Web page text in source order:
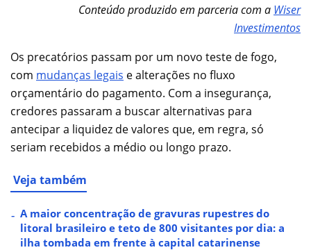
Conteúdo produzido em parceria com a Wiser
Investimentos
Os precatórios passam por um novo teste de fogo,
com mudanças legais e alterações no fluxo
orçamentário do pagamento. Com a insegurança,
credores passaram a buscar alternativas para
antecipar a liquidez de valores que, em regra, só
seriam recebidos a médio ou longo prazo.
Veja também
A maior concentração de gravuras rupestres do
litoral brasileiro e teto de 800 visitantes por dia: a
ilha tombada em frente à capital catarinense